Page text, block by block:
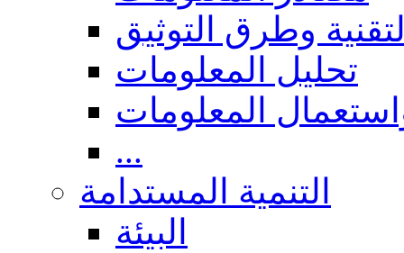
وطرق التوثيق
تحليل المعلومات
المعلومات
...
التنمية المستدامة
البيئة